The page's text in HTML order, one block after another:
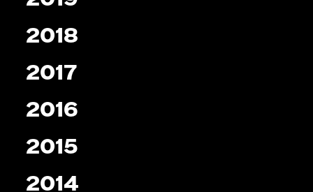
2018
2017
2016
2015
2014